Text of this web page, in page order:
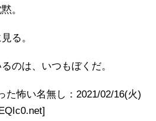
。
る。
のは、いつもぼくだ。
た怖い名無し：2021/02/16(火)